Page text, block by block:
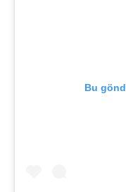
Bu